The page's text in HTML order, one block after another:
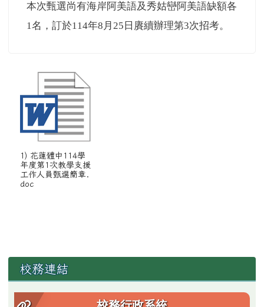
本次甄選尚有海岸阿美語及秀姑巒阿美語缺額各
1名，訂於114年8月25日賡續辦理第3次招考。
1) 花蓮體中114學
年度第1次教學支援
工作人員甄選簡章.
doc
左邊區域內容
校務連結